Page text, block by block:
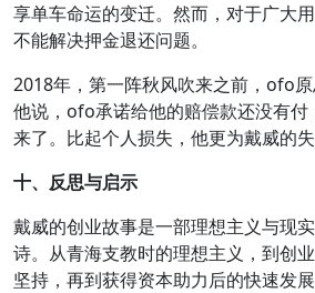
享单车命运的变迁。然而，对于广大
不能解决押金退还问题。
2018年，第一阵秋风吹来之前，ofo原
他说，ofo承诺给他的赔偿款还没有付
来了。比起个人损失，他更为戴威的失
十、反思与启示
戴威的创业故事是一部理想主义与现
诗。从青海支教时的理想主义，到创
坚持，再到获得资本助力后的快速发